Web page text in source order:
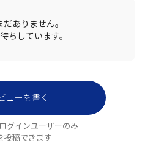
ありません。
ちしています。
ューを書く
グインユーザーのみ
投稿できます